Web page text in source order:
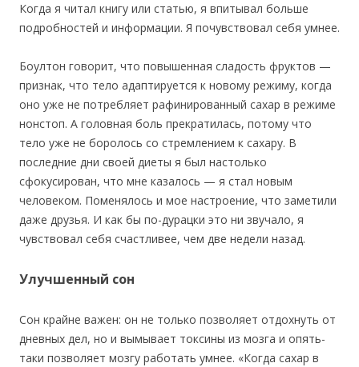
Когда я читал книгу или статью, я впитывал больше
подробностей и информации. Я почувствовал себя умнее.
Боултон говорит, что повышенная сладость фруктов —
признак, что тело адаптируется к новому режиму, когда
оно уже не потребляет рафинированный сахар в режиме
нонстоп. А головная боль прекратилась, потому что
тело уже не боролось со стремлением к сахару. В
последние дни своей диеты я был настолько
сфокусирован, что мне казалось — я стал новым
человеком. Поменялось и мое настроение, что заметили
даже друзья. И как бы по-дурацки это ни звучало, я
чувствовал себя счастливее, чем две недели назад.
Улучшенный сон
Сон крайне важен: он не только позволяет отдохнуть от
дневных дел, но и вымывает токсины из мозга и опять-
таки позволяет мозгу работать умнее. «Когда сахар в